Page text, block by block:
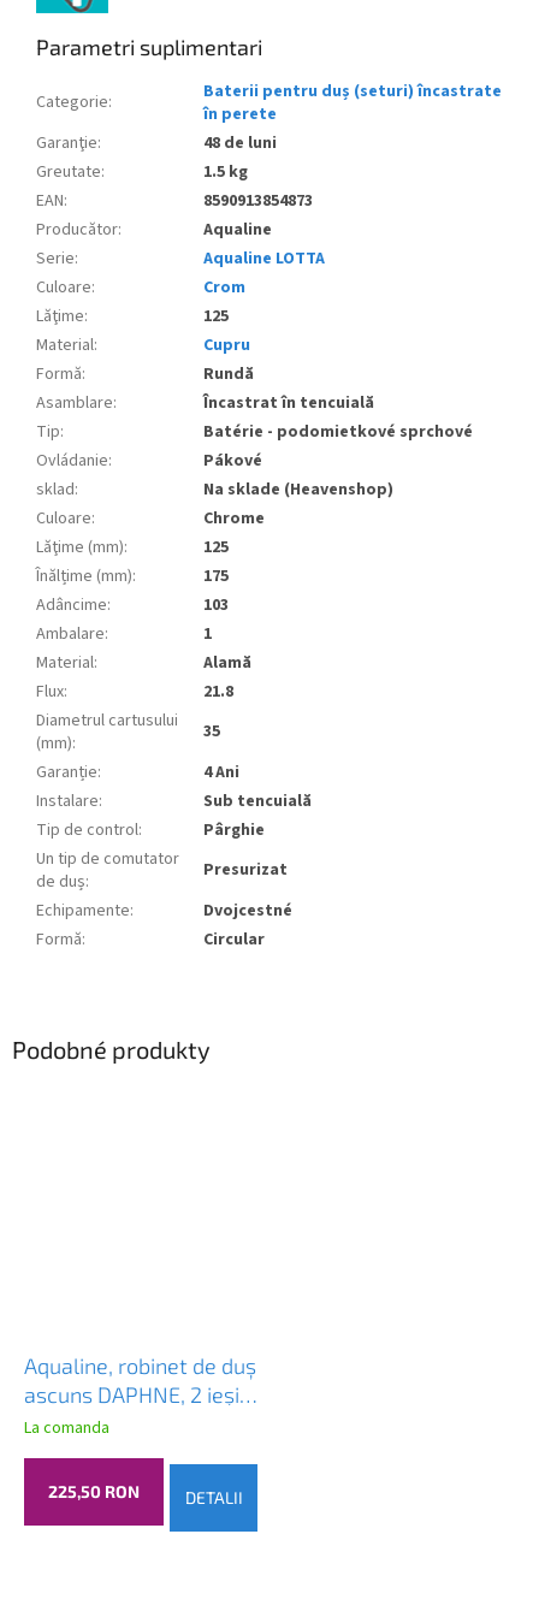
Parametri suplimentari
Categorie:
Baterii pentru duș (seturi) încastrate
în perete
Garanţie:
48 de luni
Greutate:
1.5 kg
EAN:
8590913854873
Producător:
Aqualine
Serie:
Aqualine LOTTA
Culoare:
Crom
Lăţime:
125
Material:
Cupru
Formă:
Rundă
Asamblare:
Încastrat în tencuială
Tip:
Batérie - podomietkové sprchové
Ovládanie:
Pákové
sklad:
Na sklade (Heavenshop)
Culoare:
Chrome
Lăţime (mm):
125
Înălțime (mm):
175
Adâncime:
103
Ambalare:
1
Material:
Alamă
Flux:
21.8
Diametrul cartusului
(mm):
35
Garanție:
4 Ani
Instalare:
Sub tencuială
Tip de control:
Pârghie
Un tip de comutator
de duș:
Presurizat
Echipamente:
Dvojcestné
Formă: Circular
Podobné produkty
Aqualine, robinet de duș
ascuns DAPHNE, 2 ieșiri,
crom, DH942
La comanda
225,50 RON DETALII